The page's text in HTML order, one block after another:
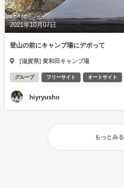
2021年10月07日
登山の前にキャンプ場にデポって
[滋賀県] 黄和田キャンプ場
グループ フリーサイト オートサイト
hiyryusho
もっとみる